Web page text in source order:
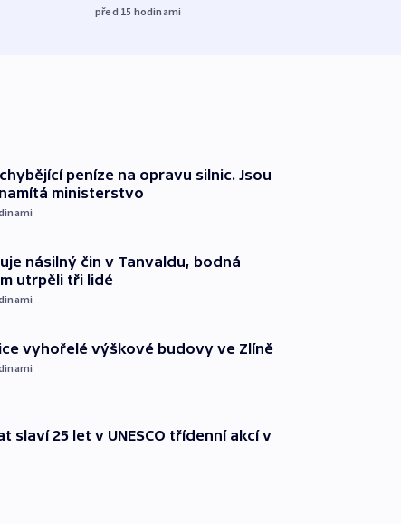
před 15 hodinami
peníze na opravu silnic. Jsou
ministerstvo
násilný čin v Tanvaldu, bodná
utrpěli tři lidé
vyhořelé výškové budovy ve Zlíně
slaví 25 let v UNESCO třídenní akcí v